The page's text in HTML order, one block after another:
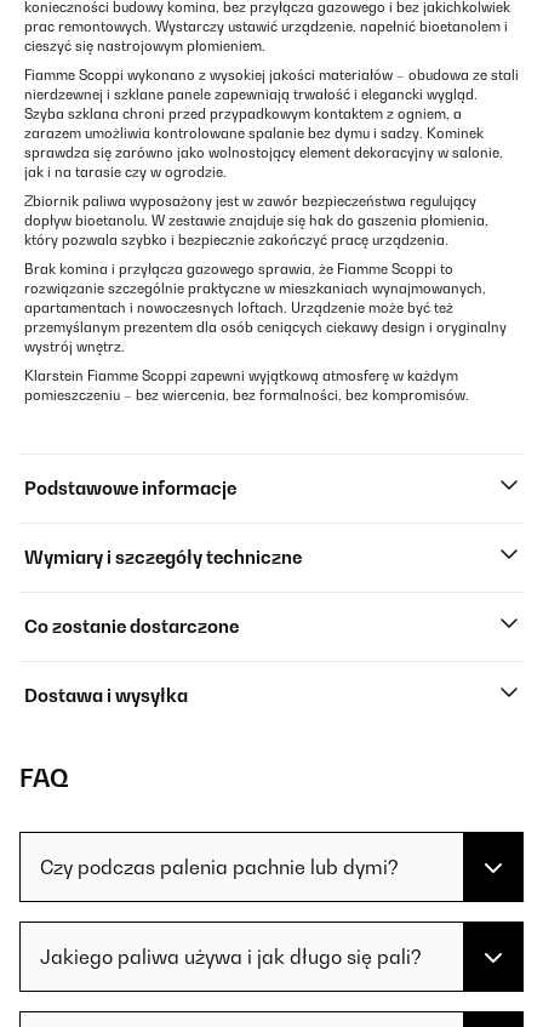
konieczności budowy komina, bez przyłącza gazowego i bez jakichkolwiek
prac remontowych. Wystarczy ustawić urządzenie, napełnić bioetanolem i
cieszyć się nastrojowym płomieniem.
Fiamme Scoppi wykonano z wysokiej jakości materiałów – obudowa ze stali
nierdzewnej i szklane panele zapewniają trwałość i elegancki wygląd.
Szyba szklana chroni przed przypadkowym kontaktem z ogniem, a
zarazem umożliwia kontrolowane spalanie bez dymu i sadzy. Kominek
sprawdza się zarówno jako wolnostojący element dekoracyjny w salonie,
jak i na tarasie czy w ogrodzie.
Zbiornik paliwa wyposażony jest w zawór bezpieczeństwa regulujący
dopływ bioetanolu. W zestawie znajduje się hak do gaszenia płomienia,
który pozwala szybko i bezpiecznie zakończyć pracę urządzenia.
Brak komina i przyłącza gazowego sprawia, że Fiamme Scoppi to
rozwiązanie szczególnie praktyczne w mieszkaniach wynajmowanych,
apartamentach i nowoczesnych loftach. Urządzenie może być też
przemyślanym prezentem dla osób ceniących ciekawy design i oryginalny
wystrój wnętrz.
Klarstein Fiamme Scoppi zapewni wyjątkową atmosferę w każdym
pomieszczeniu – bez wiercenia, bez formalności, bez kompromisów.
Podstawowe informacje
Wymiary i szczegóły techniczne
Co zostanie dostarczone
Dostawa i wysyłka
FAQ
Czy podczas palenia pachnie lub dymi?
Jakiego paliwa używa i jak długo się pali?